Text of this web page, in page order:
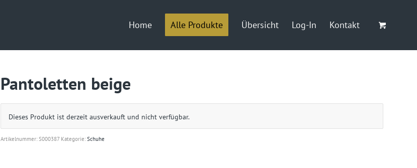
Home Alle Produkte Übersicht Log-In Kontakt
Pantoletten beige
Dieses Produkt ist derzeit ausverkauft und nicht verfügbar.
Artikelnummer:S000387 Kategorie:Schuhe